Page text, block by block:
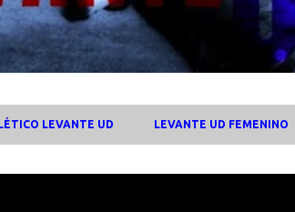
LEVANTE UD LEVANTE UD FEMENINO